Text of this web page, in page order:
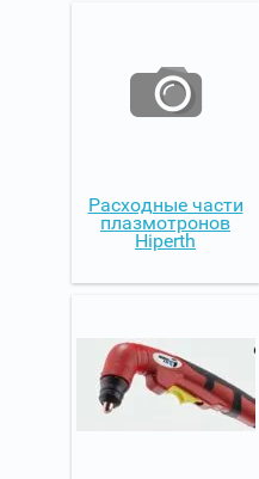
Расходные части
плазмотронов
Hiperth